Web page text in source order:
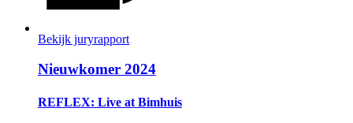
Bekijk juryrapport
Nieuwkomer 2024
REFLEX: Live at Bimhuis